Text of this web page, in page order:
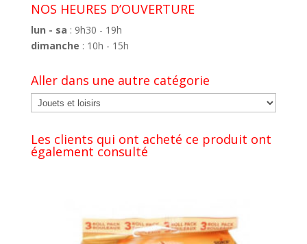
NOS HEURES D’OUVERTURE
lun - sa : 9h30 - 19h
dimanche : 10h - 15h
Aller dans une autre catégorie
Les clients qui ont acheté ce produit ont
également consulté